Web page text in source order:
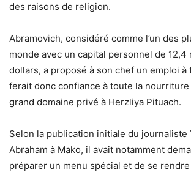
des raisons de religion.
Abramovich, considéré comme l’un des
monde avec un capital personnel de 12,4
dollars, a proposé à son chef un emploi à
ferait donc confiance à toute la
grand domaine privé à Herzliya Pituach.
Selon la publication initiale du journaliste
Abraham à Mako, il avait notamment
préparer un menu spécial et de se